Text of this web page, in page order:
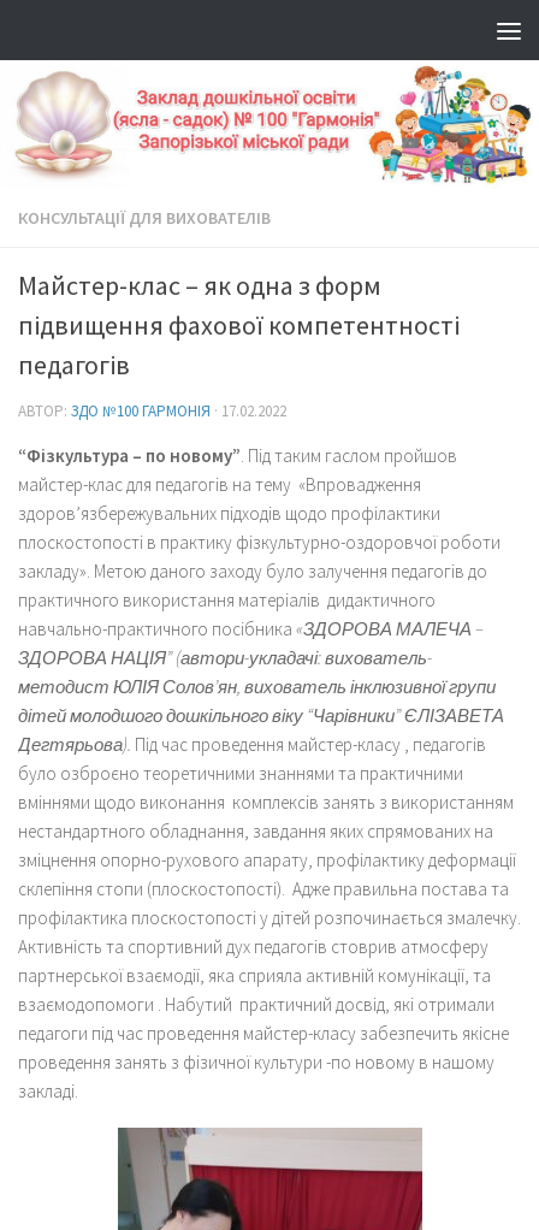
КОНСУЛЬТАЦІЇ ДЛЯ ВИХОВАТЕЛІВ
Майстер-клас – як одна з форм
підвищення фахової компетентності
педагогів
АВТОР: ЗДО №100 ГАРМОНІЯ · 17.02.2022
“Фізкультура – по новому”. Під таким гаслом пройшов
майстер-клас для педагогів на тему «Впровадження
здоров’язбережувальних підходів щодо профілактики
плоскостопості в практику фізкультурно-оздоровчої роботи
закладу». Метою даного заходу було залучення педагогів до
практичного використання матеріалів дидактичного
навчально-практичного посібника «ЗДОРОВА МАЛЕЧА –
ЗДОРОВА НАЦІЯ” (автори-укладачі: вихователь-
методист ЮЛІЯ Солов’ян, вихователь інклюзивної групи
дітей молодшого дошкільного віку “Чарівники” ЄЛІЗАВЕТА
Дегтярьова). Під час проведення майстер-класу , педагогів
було озброєно теоретичними знаннями та практичними
вміннями щодо виконання комплексів занять з використанням
нестандартного обладнання, завдання яких спрямованих на
зміцнення опорно-рухового апарату, профілактику деформації
склепіння стопи (плоскостопості). Адже правильна постава та
профілактика плоскостопості у дітей розпочинається змалечку.
Активність та спортивний дух педагогів стоврив атмосферу
партнерської взаємодії, яка сприяла активній комунікації, та
взаємодопомоги . Набутий практичний досвід, які отримали
педагоги під час проведення майстер-класу забезпечить якісне
проведення занять з фізичної культури -по новому в нашому
закладі.